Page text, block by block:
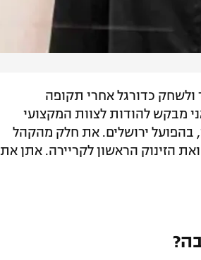
ולשחק כדורגל אחרי תקופה
מבקש להודות לצוות המקצועי
בהפועל ירושלים. את חלק מהקהל
הזינוק הראשון לקריירה. אתן את